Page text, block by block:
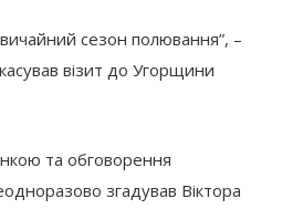
сезон полювання”, –
візит до Угорщини
та обговорення
згадував Віктора